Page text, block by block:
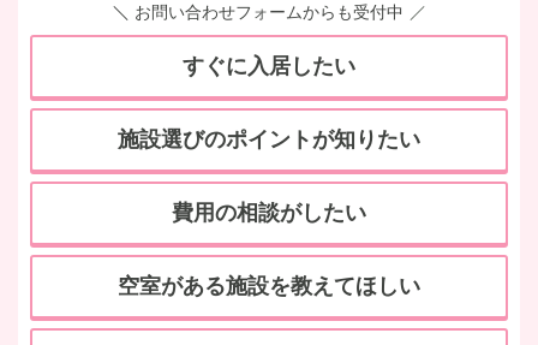
お問い合わせフォームからも受付中
すぐに入居したい
施設選びのポイントが知りたい
費用の相談がしたい
空室がある施設を教えてほしい